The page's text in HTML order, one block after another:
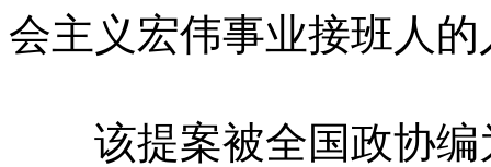
会主义宏伟事业接班人
该提案被全国政协编